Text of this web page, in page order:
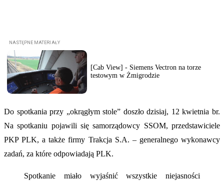
[Cab View] - Siemens Vectron na torze
testowym w Żmigrodzie
Do spotkania przy „okrągłym stole” doszło dzisiaj, 12 kwietnia br.
Na spotkaniu pojawili się samorządowcy SSOM, przedstawiciele
PKP PLK, a także firmy Trakcja S.A. – generalnego wykonawcy
zadań, za które odpowiadają PLK.
Spotkanie miało wyjaśnić wszystkie niejasności